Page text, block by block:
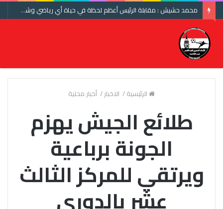
محمد حشيش : مقابلة الرئيس أعظم لحظة في حياة أي رياضي وشكرا اتحاد الكرة ومنتخب مصر
الرئيسية/ الاخبار/ أخبار محلية
طلائع الجيش يهزم
الجونة برباعية
ويرتقي للمركز الثالث
عشر بالدوري